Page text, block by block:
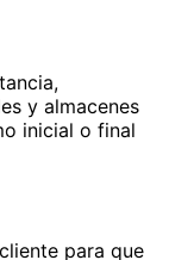
y almacenes
inicial o final
para que